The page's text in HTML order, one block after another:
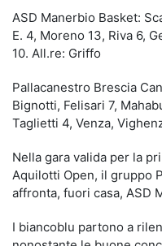
ASD Manerbio Basket:
E. 4, Moreno 13, Riva 6,
10. All.re: Griffo
Pallacanestro Brescia
Bignotti, Felisari 7,
Taglietti 4, Venza,
Nella gara valida per la
Aquilotti Open, il gruppo
affronta, fuori casa, ASD
I biancoblu partono a